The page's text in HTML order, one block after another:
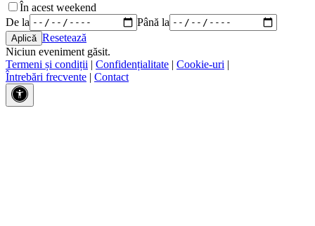
În acest weekend
De la
Până la
Resetează
Niciun eveniment găsit.
Termeni și condiții | Confidențialitate | Cookie-uri |
Întrebări frecvente | Contact